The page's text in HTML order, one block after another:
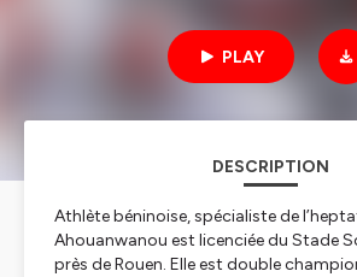
PLAY
DESCRIPTION
Athlète béninoise, spécialiste de
Ahouanwanou est licenciée du Stade
près de Rouen. Elle est double